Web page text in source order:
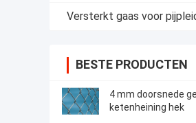
Versterkt gaas voor
BESTE PRODUCTEN
4 mm doorsnede
ketenheining hek